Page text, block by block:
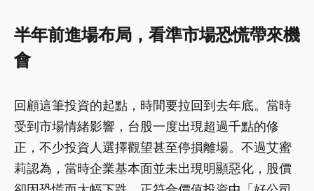
半年前進場布局，看準市場恐慌帶來機
會
回顧這筆投資的起點，時間要拉回到去年底。當時
受到市場情緒影響，台股一度出現超過千點的修
正，不少投資人選擇觀望甚至停損離場。不過艾蜜
莉認為，當時企業基本面並未出現明顯惡化，股價